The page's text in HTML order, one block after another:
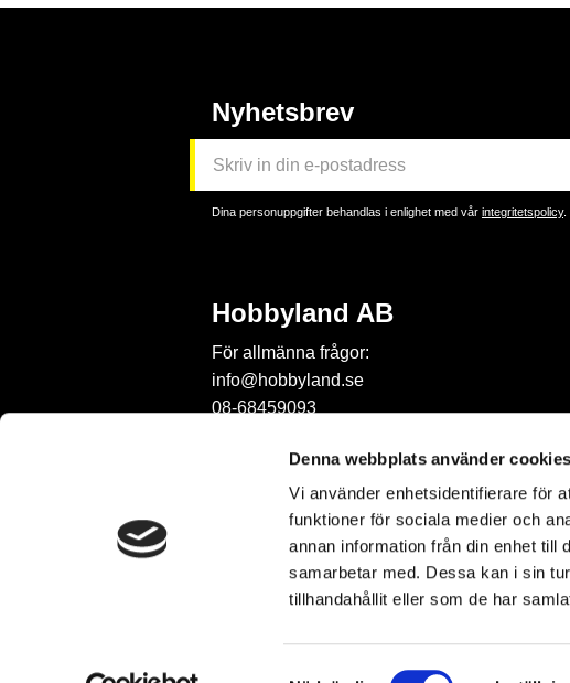
Denna webbplats använder cookies
Vi använder enhetsidentifierare för
funktioner för sociala medier och
annan information från din enhet till
samarbetar med. Dessa kan i sin
tillhandahållit eller som de har
Nyhetsbrev
Dina personuppgifter behandlas i enlighet med vår integritetspolicy.
Hobbyland AB
För allmänna frågor:
info@hobbyland.se
08-68459093
order@hobbyland.se
08-68459093
vardagar mellan 9-11